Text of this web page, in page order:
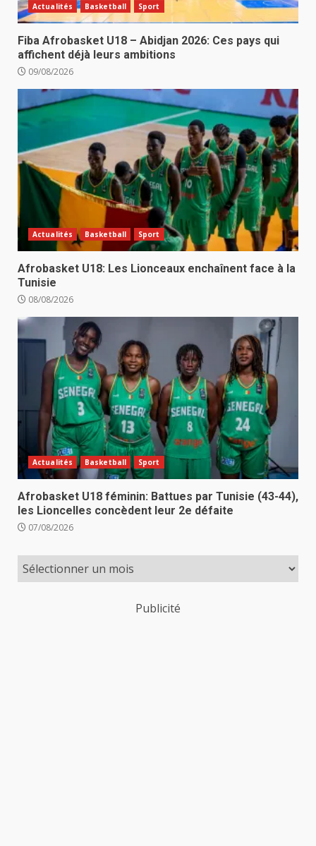
Actualités Basketball Sport
Fiba Afrobasket U18 – Abidjan 2026: Ces pays qui
affichent déjà leurs ambitions
09/08/2026
Actualités Basketball Sport
Afrobasket U18: Les Lionceaux enchaînent face à la
Tunisie
08/08/2026
Actualités Basketball Sport
Afrobasket U18 féminin: Battues par Tunisie (43-44),
les Lioncelles concèdent leur 2e défaite
07/08/2026
Publicité